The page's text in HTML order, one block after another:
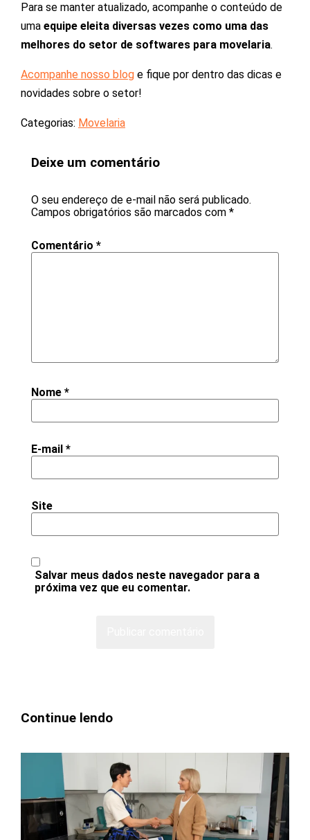
Para se manter atualizado, acompanhe o conteúdo de
uma equipe eleita diversas vezes como uma das
melhores do setor de softwares para movelaria.
Acompanhe nosso blog e fique por dentro das dicas e
novidades sobre o setor!
Categorias: Movelaria
Deixe um comentário
O seu endereço de e-mail não será publicado.
Campos obrigatórios são marcados com *
Comentário *
Nome *
E-mail *
Site
Salvar meus dados neste navegador para a
próxima vez que eu comentar.
Continue lendo